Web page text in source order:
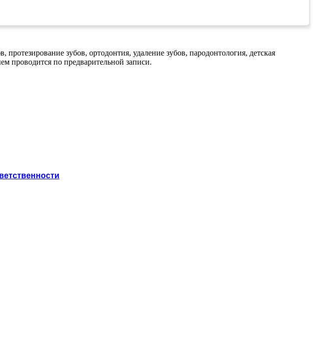
зубов, ортодонтия, удаление зубов, пародонтология, детская
проводится по предварительной записи.